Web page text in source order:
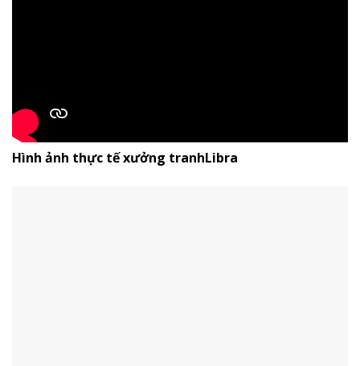
Hình ảnh thực tế xưởng tranhLibra